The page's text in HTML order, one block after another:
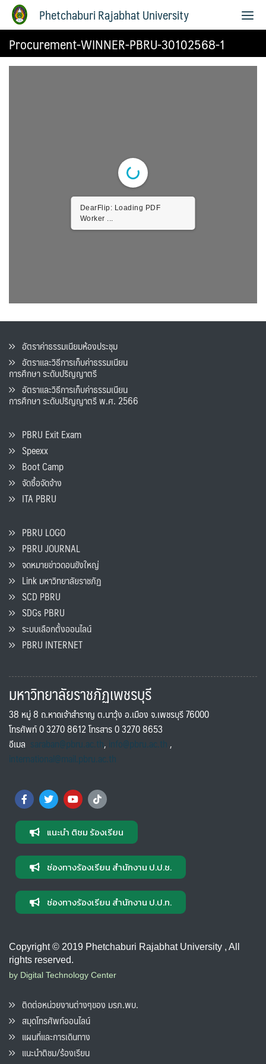
Phetchaburi Rajabhat University
Procurement-WINNER-PBRU-30102568-1
DearFlip: Loading PDF
Worker ...
อัตราค่าธรรมเนียมห้องประชุม
อัตราและวิธีการเก็บค่าธรรมเนียน
การศึกษา ระดับปริญญาตรี
อัตราและวิธีการเก็บค่าธรรมเนียน
การศึกษา ระดับปริญญาตรี พ.ศ. 2566
PBRU Exit Exam
Speexx
Boot Camp
จัดซื้อจัดจ้าง
ITA PBRU
PBRU LOGO
PBRU JOURNAL
จดหมายข่าวดอนขังใหญ่
Link มหาวิทยาลัยราชภัฏ
SCD PBRU
SDGs PBRU
ระบบเลือกตั้งออนไลน์
PBRU INTERNET
มหาวิทยาลัยราชภัฏเพชรบุรี
38 หมู่ 8 ถ.หาดเจ้าสำราญ ต.นาวุ้ง อ.เมือง จ.เพชรบุรี 76000
โทรศัพท์ 0 3270 8612 โทรสาร 0 3270 8653
อีเมล saraban@pbru.ac.th, info@pbru.ac.th,
international@mail.pbru.ac.th
แนะนำ ติชม ร้องเรียน
ช่องทางร้องเรียน สำนักงาน ป.ป.ช.
ช่องทางร้องเรียน สำนักงาน ป.ป.ท.
Copyright © 2019 Phetchaburi Rajabhat University , All
rights reserved.
by Digital Technology Center
ติดต่อหน่วยงานต่างๆของ มรภ.พบ.
สมุดโทรศัพท์ออนไลน์
แผนที่และการเดินทาง
แนะนำติชม/ร้องเรียน